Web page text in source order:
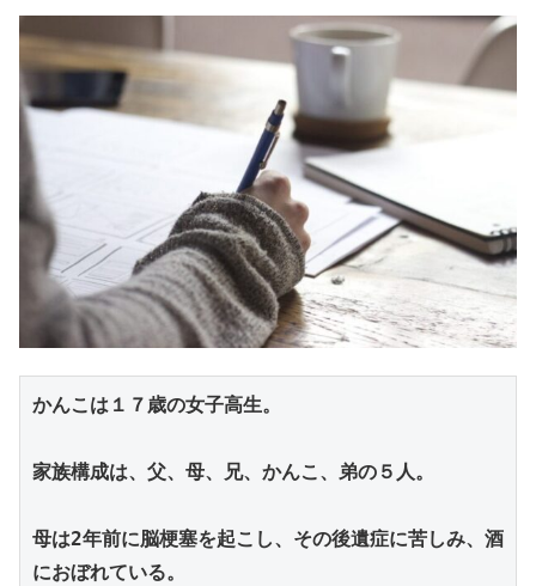
かんこは１７歳の女子高生。
家族構成は、父、母、兄、かんこ、弟の５人。
母は2年前に脳梗塞を起こし、その後遺症に苦しみ、酒
におぼれている。